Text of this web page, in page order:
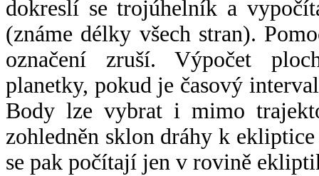
dokreslí se trojúhelník a
(známe délky všech stran).
označení zruší. Výpočet
planetky, pokud je časový
Body lze vybrat i mimo
zohledněn sklon dráhy k
se pak počítají jen v rovině